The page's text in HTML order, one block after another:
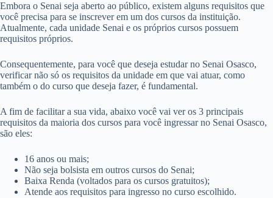
Embora o Senai seja aberto ao público, existem alguns requisitos que
você precisa para se inscrever em um dos cursos da instituição.
Atualmente, cada unidade Senai e os próprios cursos possuem
requisitos próprios.
Consequentemente, para você que deseja estudar no Senai Osasco,
verificar não só os requisitos da unidade em que vai atuar, como
também o do curso que deseja fazer, é fundamental.
A fim de facilitar a sua vida, abaixo você vai ver os 3 principais
requisitos da maioria dos cursos para você ingressar no Senai Osasco,
são eles:
16 anos ou mais;
Não seja bolsista em outros cursos do Senai;
Baixa Renda (voltados para os cursos gratuitos);
Atende aos requisitos para ingresso no curso escolhido.